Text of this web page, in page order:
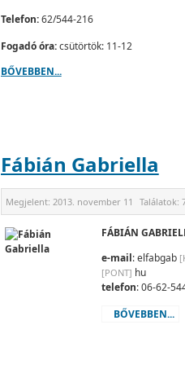
Telefon:62/544-216
Fogadó óra:csütörtök: 11-12
BŐVEBBEN...
Fábián Gabriella
Megjelent: 2013. november 11 Találatok:
FÁBIÁN
e-mail: elfabgab
[PONT] hu
telefon: 06-62-
BŐVEBBEN...